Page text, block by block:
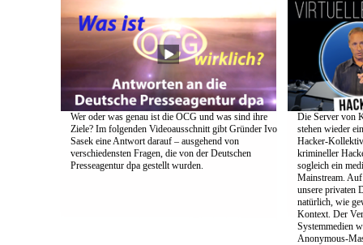
Wer oder was genau ist die OCG und was sind ihre
Ziele? Im folgenden Videoausschnitt gibt Gründer Ivo
Sasek eine Antwort darauf – ausgehend von
verschiedensten Fragen, die von der Deutschen
Presseagentur dpa gestellt wurden.
Die Server von
stehen wieder
Hacker-
krimineller
sogleich ein
Mainstream. Auf
unsere privaten
natürlich, wie
Kontext. Der
Systemmedien
Anonymous-